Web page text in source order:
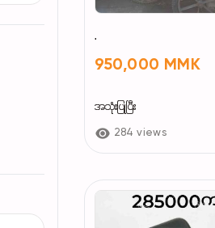
.
950,000 MMK
အသုံးပြုပြီး
284 views